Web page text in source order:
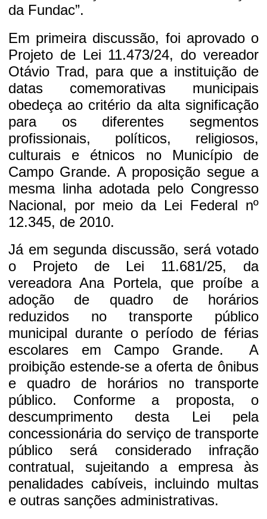
da Fundac”.
Em primeira discussão, foi aprovado o
Projeto de Lei 11.473/24, do vereador
Otávio Trad, para que a instituição de
datas comemorativas municipais
obedeça ao critério da alta significação
para os diferentes segmentos
profissionais, políticos, religiosos,
culturais e étnicos no Município de
Campo Grande. A proposição segue a
mesma linha adotada pelo Congresso
Nacional, por meio da Lei Federal nº
12.345, de 2010.
Já em segunda discussão, será votado
o Projeto de Lei 11.681/25, da
vereadora Ana Portela, que proíbe a
adoção de quadro de horários
reduzidos no transporte público
municipal durante o período de férias
escolares em Campo Grande. A
proibição estende-se a oferta de ônibus
e quadro de horários no transporte
público. Conforme a proposta, o
descumprimento desta Lei pela
concessionária do serviço de transporte
público será considerado infração
contratual, sujeitando a empresa às
penalidades cabíveis, incluindo multas
e outras sanções administrativas.